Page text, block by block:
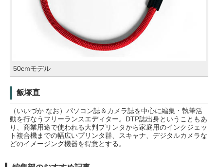
50cmモデル
飯塚直
（いいづか なお）パソコン誌＆カメラ誌を中心に編集・執筆活
動を行なうフリーランスエディター。DTP誌出身ということもあ
り、商業用途で使われる大判プリンタから家庭用のインクジェッ
ト複合機までの幅広いプリンタ群、スキャナ、デジタルカメラな
どのイメージング機器を得意とする。